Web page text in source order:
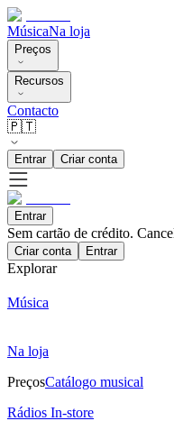
MúsicaNa loja
Preços
Recursos
Contacto
🇵🇹
Entrar Criar conta
Entrar
Sem cartão de crédito.
Criar conta Entrar
Explorar
Música
Na loja
PreçosCatálogo musical
Rádios In-store